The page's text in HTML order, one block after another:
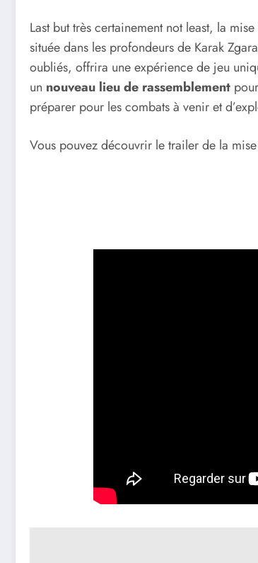
Last but très certainement not least, la
située dans les profondeurs de Karak
oubliés, offrira une expérience de jeu
un nouveau lieu de rassemblement
préparer pour les combats à venir et
Vous pouvez découvrir le trailer de la